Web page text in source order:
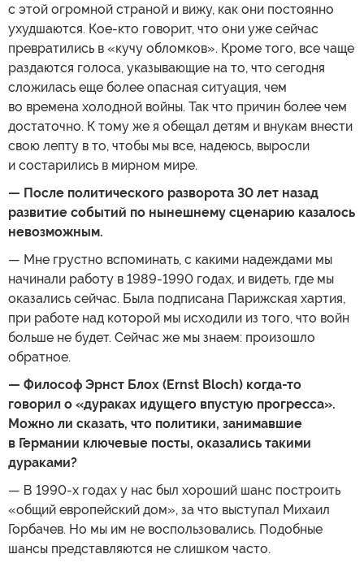
с этой огромной страной и вижу, как они постоянно
ухудшаются. Кое-кто говорит, что они уже сейчас
превратились в «кучу обломков». Кроме того, все чаще
раздаются голоса, указывающие на то, что сегодня
сложилась еще более опасная ситуация, чем
во времена холодной войны. Так что причин более чем
достаточно. К тому же я обещал детям и внукам внести
свою лепту в то, чтобы мы все, надеюсь, выросли
и состарились в мирном мире.
— После политического разворота 30 лет назад
развитие событий по нынешнему сценарию казалось
невозможным.
— Мне грустно вспоминать, с какими надеждами мы
начинали работу в 1989-1990 годах, и видеть, где мы
оказались сейчас. Была подписана Парижская хартия,
при работе над которой мы исходили из того, что войн
больше не будет. Сейчас же мы знаем: произошло
обратное.
— Философ Эрнст Блох (Ernst Bloch) когда-то
говорил о «дураках идущего впустую прогресса».
Можно ли сказать, что политики, занимавшие
в Германии ключевые посты, оказались такими
дураками?
— В 1990-х годах у нас был хороший шанс построить
«общий европейский дом», за что выступал Михаил
Горбачев. Но мы им не воспользовались. Подобные
шансы представляются не слишком часто.